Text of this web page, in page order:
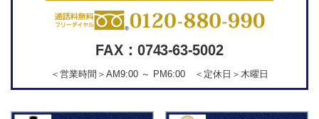
FAX：0743-63-5002
＜営業時間＞AM9:00 ～ PM6:00 ＜定休日＞木曜日